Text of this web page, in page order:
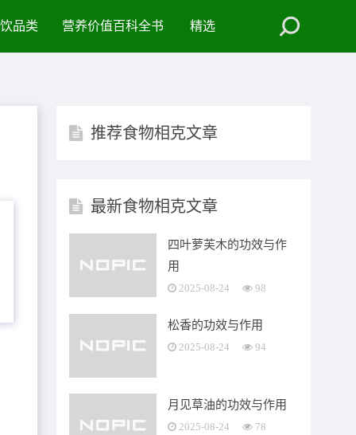
品类 营养价值百科全书 精选
推荐食物相克文章
最新食物相克文章
四叶萝芙木的功效与作
用
2025-08-24 98
松香的功效与作用
2025-08-24 94
月见草油的功效与作用
2025-08-24 78